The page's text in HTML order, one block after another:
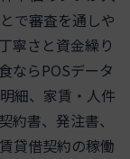
で審査を通しや
寧さと資金繰り
ならPOSデータ
細、家賃・人件
約書、発注書、
貸借契約の稼働